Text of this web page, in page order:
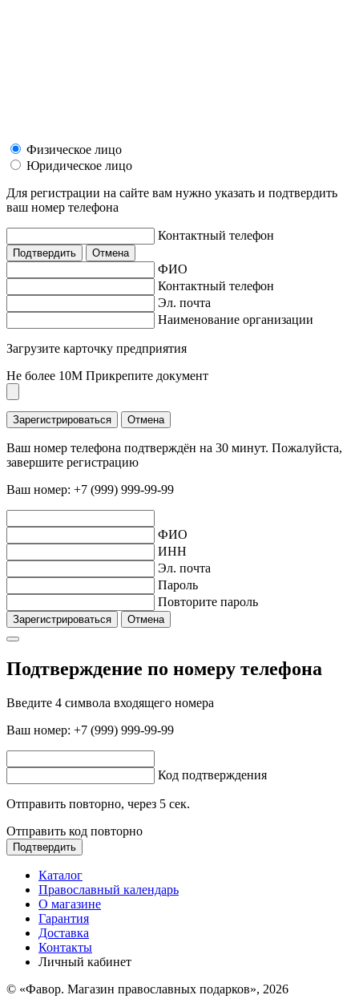
Физическое лицо
Юридическое лицо
Для регистрации на сайте вам нужно указать и подтвердить
ваш номер телефона
Контактный телефон
Подтвердить Отмена
ФИО
Контактный телефон
Эл. почта
Наименование организации
Загрузите карточку предприятия
Не более 10M Прикрепите документ
Зарегистрироваться Отмена
Ваш номер телефона подтверждён на 30 минут. Пожалуйста,
завершите регистрацию
Ваш номер: +7 (999) 999-99-99
ФИО
ИНН
Эл. почта
Пароль
Повторите пароль
Зарегистрироваться Отмена
Подтверждение по номеру телефона
Введите 4 символа входящего номера
Ваш номер: +7 (999) 999-99-99
Код подтверждения
Отправить повторно, через 5 сек.
Отправить код повторно
Подтвердить
Каталог
Православный календарь
О магазине
Гарантия
Доставка
Контакты
Личный кабинет
© «Фавор. Магазин православных подарков», 2026